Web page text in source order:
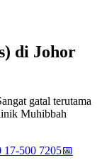
di Johor
gatal terutama
Muhibbah
17-500 7205📅